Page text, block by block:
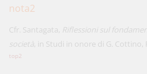
nota2
Cfr. Santagata, Riflessioni sul
società, in Studi in onore di G. Cottino,
top2